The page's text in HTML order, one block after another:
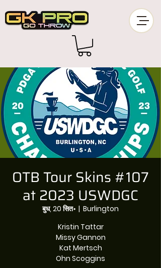
OTB Tour Skins #107
at 2023 USWDGC
बुध, 20 सित॰
  |
Burlington
Kristin Tattar
Missy Gannon
Kat Mertsch
Ohn Scoggins